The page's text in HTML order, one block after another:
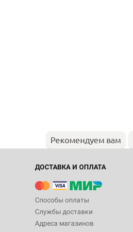
Рекомендуем вам
ДОСТАВКА И ОПЛАТА
Способы оплаты
Службы доставки
Адреса магазинов